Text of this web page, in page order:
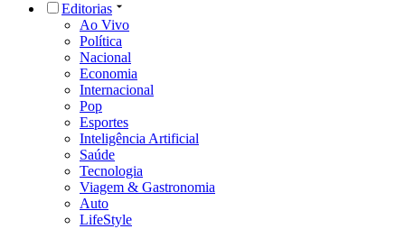
Editorias
Ao Vivo
Política
Nacional
Economia
Internacional
Pop
Esportes
Inteligência Artificial
Saúde
Tecnologia
Viagem & Gastronomia
Auto
LifeStyle